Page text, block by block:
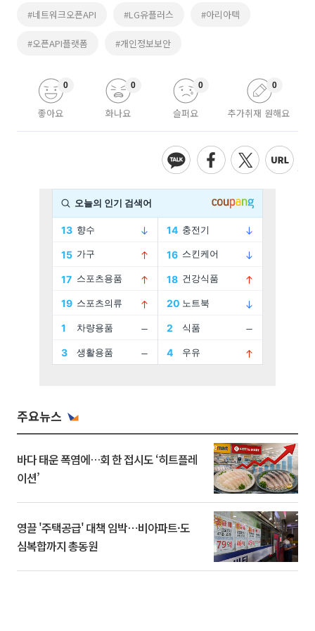
#네트워크오픈API #LG유플러스 #아리아텍
#오픈API플랫폼 #개인정보보안
좋아요
0
화나요
0
슬퍼요
0
추가취재 원해요
0
주요뉴스
바다 태운 폭염에…회 한 접시도 ‘히트플레
이션’
영끌 '주택공급' 대책 임박⋯비아파트·도
심복합까지 총동원